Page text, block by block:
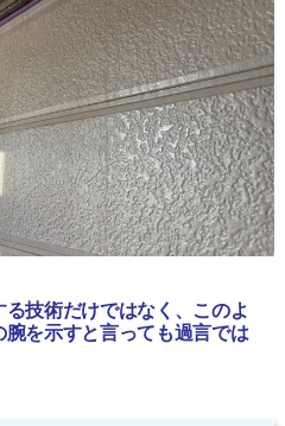
技術だけではなく、このよ
を示すと言っても過言では